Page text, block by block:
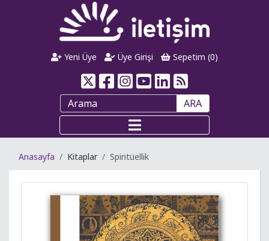
Yeni Üye Üye Girişi Sepetim (0)
ARA
Anasayfa Kitaplar Spiritüellik